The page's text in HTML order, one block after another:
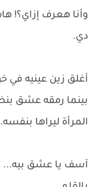
وأنا هعرف إزاي؟!
دي.
أغلق زين عينيه
بينما رمقه عشق
المرأة ليراها
آسف يا عشق بيه...